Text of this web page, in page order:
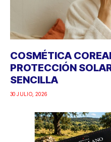
COSMÉTICA
PROTECCIÓN
SENCILLA
30 JULIO, 2026